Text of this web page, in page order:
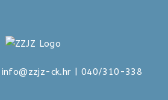
info@zzjz-ck.hr | 040/310-338